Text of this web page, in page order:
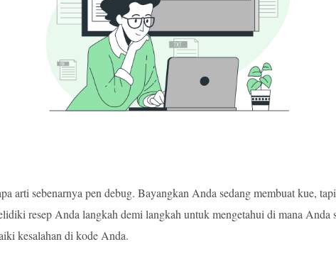
arti sebenarnya pen debug. Bayangkan Anda sedang membuat kue,
resep Anda langkah demi langkah untuk mengetahui di mana Anda
kesalahan di kode Anda.